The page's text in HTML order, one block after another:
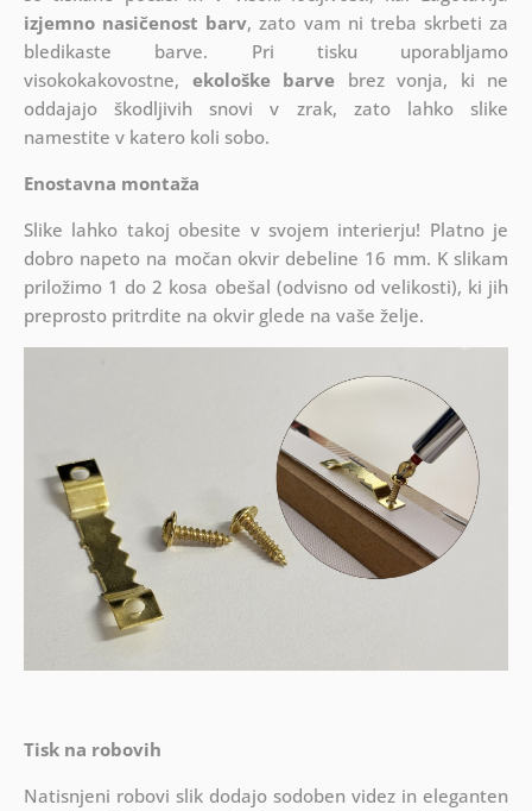
izjemno nasičenost barv, zato vam ni treba skrbeti za
bledikaste barve. Pri tisku uporabljamo
visokokakovostne, ekološke barve brez vonja, ki ne
oddajajo škodljivih snovi v zrak, zato lahko slike
namestite v katero koli sobo.
Enostavna montaža
Slike lahko takoj obesite v svojem interierju! Platno je
dobro napeto na močan okvir debeline 16 mm. K slikam
priložimo 1 do 2 kosa obešal (odvisno od velikosti), ki jih
preprosto pritrdite na okvir glede na vaše želje.
Tisk na robovih
Natisnjeni robovi slik dodajo sodoben videz in eleganten